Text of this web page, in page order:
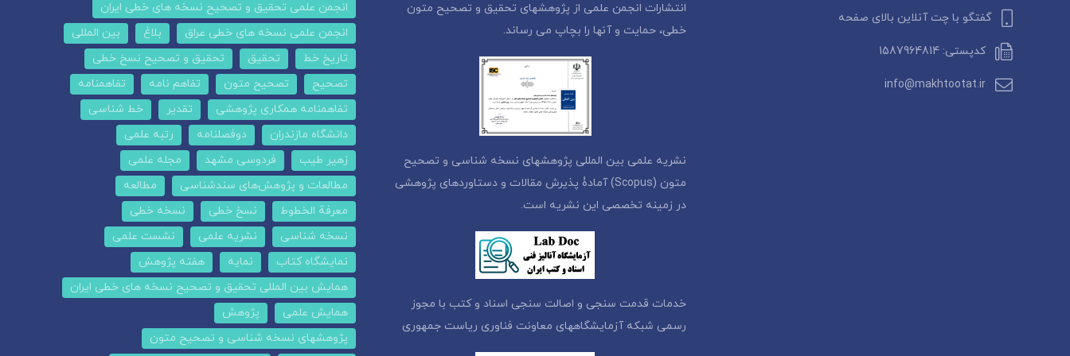
گفتگو با چت آنلاین بالای صفحه
کدپستی: 1587964814
info@makhtootat.ir
انتشارات انجمن علمی از پژوهشهای تحقیق و تصحیح متون
خطی، حمایت و آنها را بچاپ می رساند.
نشریه علمی بین المللی پژوهشهای نسخه شناسی و تصحیح
متون (Scopus) آمادۀ پذیرش مقالات و دستاوردهای پژوهشی
در زمینه تخصصی این نشریه است.
خدمات قدمت سنجی و اصالت سنجی اسناد و کتب با مجوز
رسمی شبکه آزمایشگاههای معاونت فناوری ریاست جمهوری
انجمن علمی تحقیق و تصحیح نسخه های خطی ایران
انجمن علمی نسخه های خطی عراق
بلاغ
بین المللی
تاریخ خط
تحقیق
تحقیق و تصحیح نسخ خطی
تصحیح
تصحیح متون تفاهم نامه
تفاهمنامه
تفاهمنامه همکاری پژوهشی
تقدیر
خط شناسی
دانشگاه مازندران
دوفصلنامه
رتبه علمی
زهیر طیب
فردوسی مشهد
مجله علمی
مطالعات و پژوهش‌های سندشناسی
مطالعه
معرفة الخطوط
نسخ خطی
نسخه خطی
نسخه شناسی
نشریه علمی
نشست علمی
نمایشگاه کتاب
نمایه
هفته پژوهش
همایش بین المللی تحقیق و تصحیح نسخه های خطی ایران
همایش علمی
پژوهش
پژوهشهای نسخه شناسی و تصحیح متون